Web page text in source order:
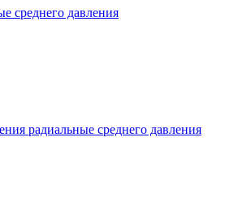
среднего давления
радиальные среднего давления